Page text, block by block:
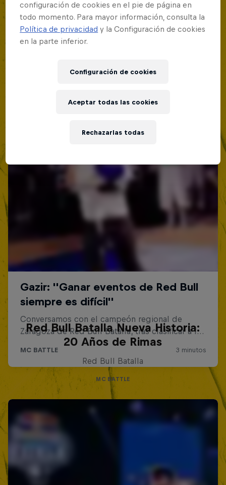
Red Bull Batalla Nueva Historia:
20 Años de Rimas
Red Bull Batalla
MC BATTLE
configuración de cookies en el pie de página en
todo momento. Para mayor información, consulta la
Política de privacidad y la Configuración de cookies
en la parte inferior.
Configuración de cookies
Rechazarlas todas
Aceptar todas las cookies